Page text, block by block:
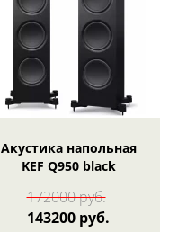
Акустика напольная
KEF Q950 black
172000 руб.
143200 руб.